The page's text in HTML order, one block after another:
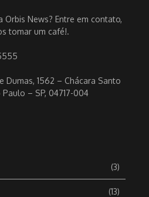
Orbis News? Entre em contato,
tomar um café!.
Dumas, 1562 – Chácara Santo
– SP, 04717-004
(3)
(13)